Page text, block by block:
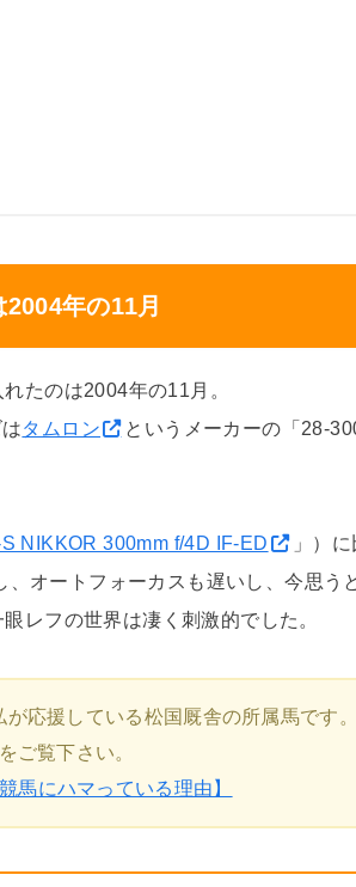
年の11月
たのは2004年の11月。
タムロン
というメーカーの「28-
NIKKOR 300mm f/4D IF-ED 」）
オートフォーカスも遅いし、今思う
レフの世界は凄く刺激的でした。
応援している松国厩舎の所属馬です。
ご覧下さい。
馬にハマっている理由】